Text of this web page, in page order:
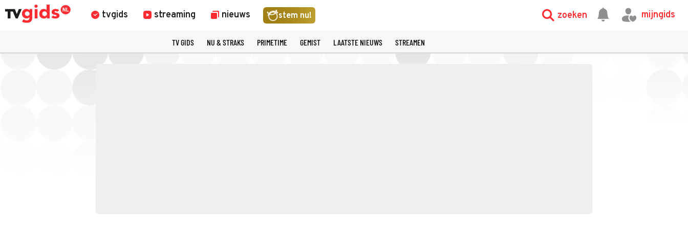
tvgids streaming nieuws stem nu! zoeken mijngids
TV GIDS NU & STRAKS PRIMETIME GEMIST LAATSTE NIEUWS STREAMEN